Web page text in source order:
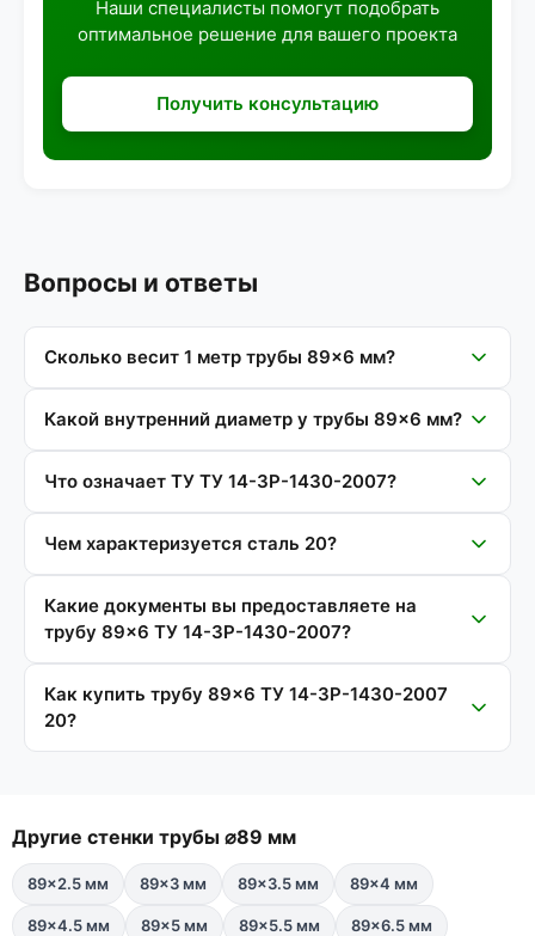
Наши специалисты помогут подобрать
оптимальное решение для вашего проекта
Получить консультацию
Вопросы и ответы
Сколько весит 1 метр трубы 89×6 мм?
Какой внутренний диаметр у трубы 89×6 мм?
Что означает ТУ ТУ 14-3Р-1430-2007?
Чем характеризуется сталь 20?
Какие документы вы предоставляете на
трубу 89×6 ТУ 14-3Р-1430-2007?
Как купить трубу 89×6 ТУ 14-3Р-1430-2007
20?
Другие стенки трубы ⌀89 мм
89×2.5 мм 89×3 мм 89×3.5 мм 89×4 мм
89×4.5 мм 89×5 мм 89×5.5 мм 89×6.5 мм